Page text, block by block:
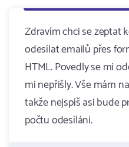
Zdravím chci se zeptat
odesílat emailů přes
HTML. Povedly se mi
mi nepřišly. Vše mám
takže nejspíš asi bude
počtu odesílání.